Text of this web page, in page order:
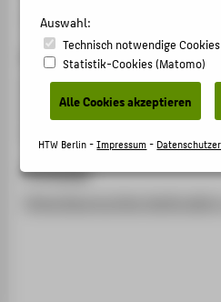
Veranstaltungsbeitrag ›
Veranstaltung
XR ART & NETWORKING –
Forschungs- und
Homepage
KARRIERE
INTERNATIONAL
Auswahl:
Technisch notwendige Cookies
Statistik-Cookies (Matomo)
Alle Cookies akzeptieren
HTW Berlin -Impressum-